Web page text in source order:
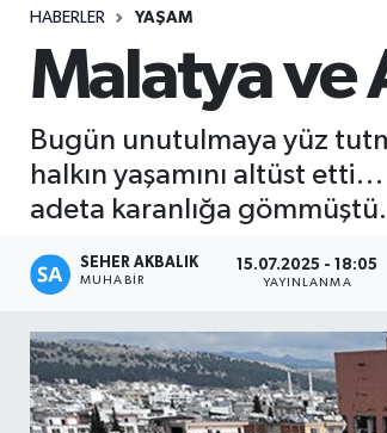
HABERLER YAŞAM
Malatya ve
Bugün unutulmaya yüz
halkın yaşamını altüst
adeta karanlığa gömmüştü.
SEHER AKBALIK
MUHABIR
15.07.2025 - 18:05
YAYINLANMA
Seri İlan
Siyaset
Spor
Yaşam